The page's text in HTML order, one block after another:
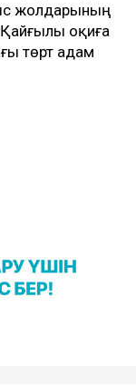
жолдарының
Қайғылы оқиға
төрт адам